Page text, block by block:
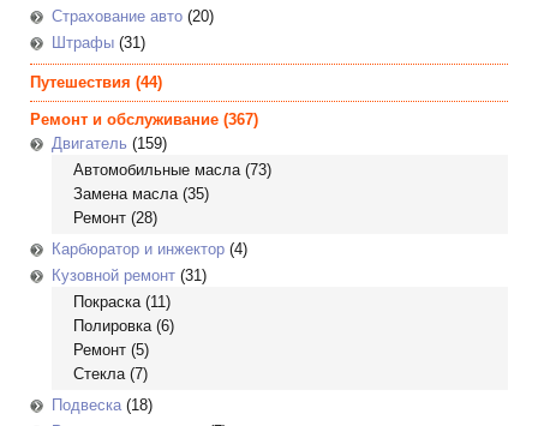
Страхование авто (20)
Штрафы (31)
Путешествия (44)
Ремонт и обслуживание (367)
Двигатель (159)
Автомобильные масла(73)
Замена масла(35)
Ремонт (28)
Карбюратор и инжектор (4)
Кузовной ремонт (31)
Покраска(11)
Полировка(6)
Ремонт (5)
Стекла(7)
Подвеска(18)